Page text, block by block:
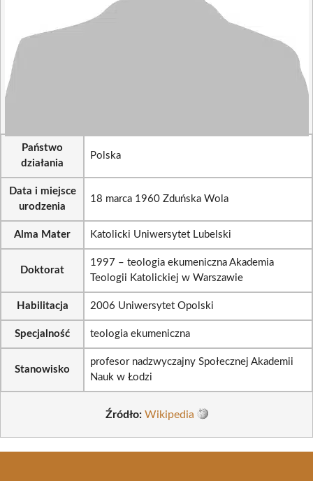
Państwo
działania
Polska
Data i miejsce
urodzenia
18 marca 1960 Zduńska Wola
Alma Mater Katolicki Uniwersytet Lubelski
Doktorat
1997 – teologia ekumeniczna Akademia
Teologii Katolickiej w Warszawie
Habilitacja 2006 Uniwersytet Opolski
Specjalność teologia ekumeniczna
Stanowisko
profesor nadzwyczajny Społecznej Akademii
Nauk w Łodzi
Źródło: Wikipedia